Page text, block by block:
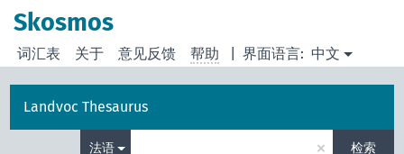
Skosmos
界面语言: 中文
词汇表 关于 意见反馈 帮助
Landvoc Thesaurus
法语 × 检索